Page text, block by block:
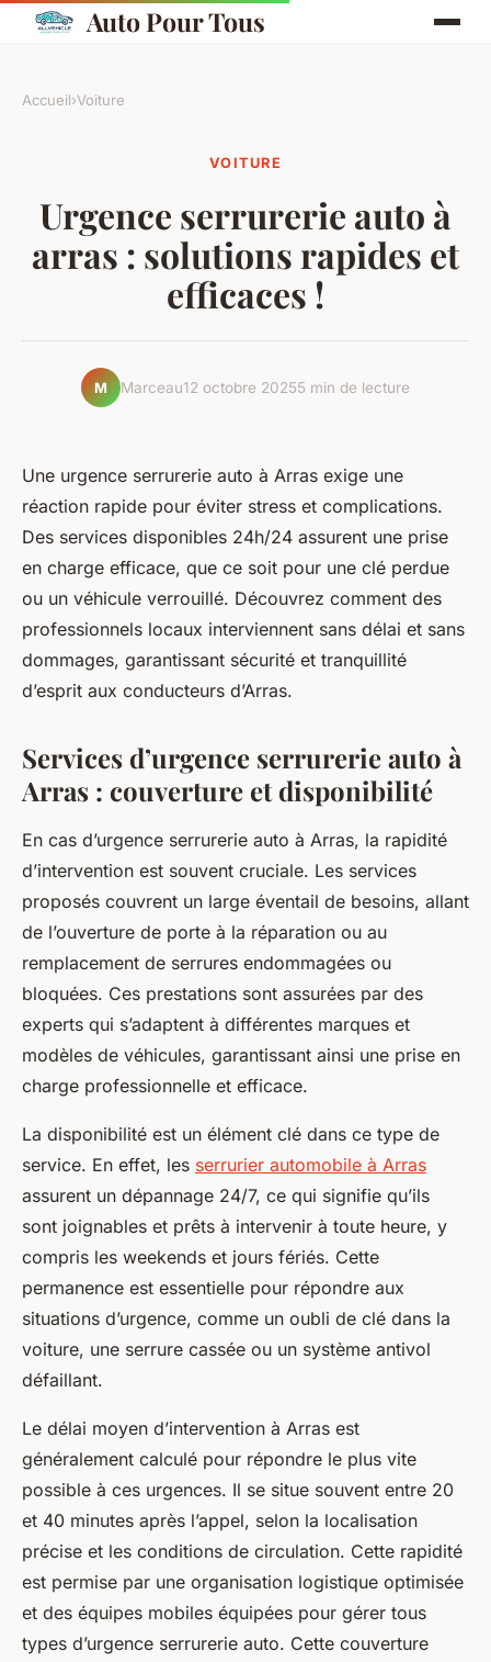
Auto Pour Tous
Accueil›Voiture
VOITURE
Urgence serrurerie auto à
arras : solutions rapides et
efficaces !
M Marceau12 octobre 20255 min de lecture
Une urgence serrurerie auto à Arras exige une
réaction rapide pour éviter stress et complications.
Des services disponibles 24h/24 assurent une prise
en charge efficace, que ce soit pour une clé perdue
ou un véhicule verrouillé. Découvrez comment des
professionnels locaux interviennent sans délai et sans
dommages, garantissant sécurité et tranquillité
d’esprit aux conducteurs d’Arras.
Services d’urgence serrurerie auto à
Arras : couverture et disponibilité
En cas d’urgence serrurerie auto à Arras, la rapidité
d’intervention est souvent cruciale. Les services
proposés couvrent un large éventail de besoins, allant
de l’ouverture de porte à la réparation ou au
remplacement de serrures endommagées ou
bloquées. Ces prestations sont assurées par des
experts qui s’adaptent à différentes marques et
modèles de véhicules, garantissant ainsi une prise en
charge professionnelle et efficace.
La disponibilité est un élément clé dans ce type de
service. En effet, les serrurier automobile à Arras
assurent un dépannage 24/7, ce qui signifie qu’ils
sont joignables et prêts à intervenir à toute heure, y
compris les weekends et jours fériés. Cette
permanence est essentielle pour répondre aux
situations d’urgence, comme un oubli de clé dans la
voiture, une serrure cassée ou un système antivol
défaillant.
Le délai moyen d’intervention à Arras est
généralement calculé pour répondre le plus vite
possible à ces urgences. Il se situe souvent entre 20
et 40 minutes après l’appel, selon la localisation
précise et les conditions de circulation. Cette rapidité
est permise par une organisation logistique optimisée
et des équipes mobiles équipées pour gérer tous
types d’urgence serrurerie auto. Cette couverture